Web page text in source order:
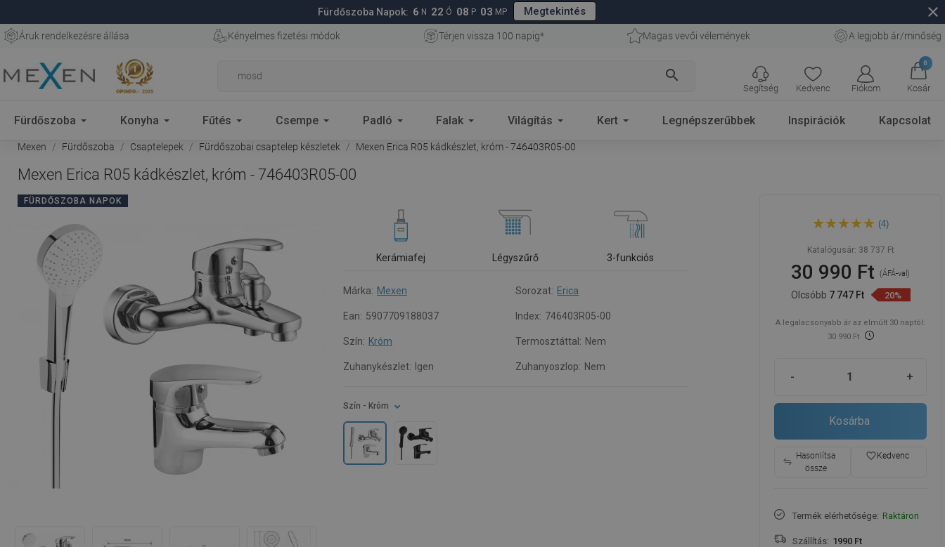
Fürdőszoba Napok: 6 N 22 Ó 08 P 02 MP Megtekintés close
Áruk rendelkezésre állása Kényelmes fizetési módok Térjen vissza 100 napig* Magas vevői vélemények A legjobb ár/minőség
search
Kedvenc Fiókom
0
Kosár
Segítség
Fürdőszoba Konyha Fűtés Csempe Padló Falak Világítás Kert Legnépszerűbbek Inspirációk Kapcsolat
Mexen Fürdőszoba Csaptelepek Fürdőszobai csaptelep készletek Mexen Erica R05 kádkészlet, króm - 746403R05-00
Mexen Erica R05 kádkészlet, króm - 746403R05-00
FÜRDŐSZOBA NAPOK
Kerámiafej Légyszűrő 3-funkciós
Márka: Mexen Sorozat: Erica
Ean: 5907709188037 Index: 746403R05-00
Szín: Króm Termosztáttal: Nem
Zuhanykészlet: Igen Zuhanyoszlop: Nem
Szín - Króm
Mexen Erica R05 kádkészlet,
króm - 746403R05-00
(4)
Katalógusár: 38 737 Ft
30 990 Ft(ÁFÁ-val)
Olcsóbb 7 747 Ft 20%
A legalacsonyabb ár az elmúlt 30 naptól:
30 990 Ft
- +
Kosárba
Hasonlítsa
össze
favorite_borderKedvenc
Termék elérhetősége: Raktáron
Szállítás: 1990 Ft